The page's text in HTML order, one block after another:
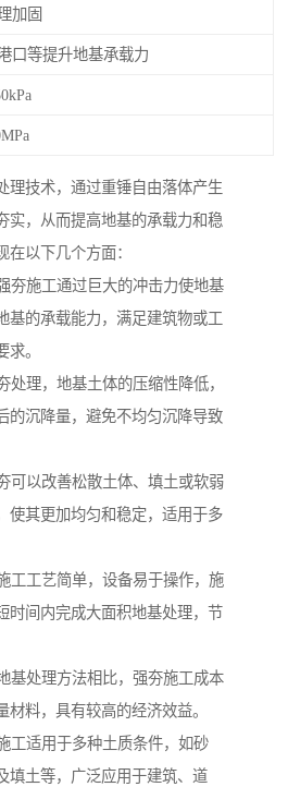
加固
口等提升地基承载力
理技术，通过重锤自由落体产生
实，从而提高地基的承载力和稳
在以下几个方面：
夯施工通过巨大的冲击力使地基
基的承载能力，满足建筑物或工
。
处理，地基土体的压缩性降低，
的沉降量，避免不均匀沉降导致
可以改善松散土体、填土或软弱
使其更加均匀和稳定，适用于多
工工艺简单，设备易于操作，施
时间内完成大面积地基处理，节
基处理方法相比，强夯施工成本
料，具有较高的经济效益。
工适用于多种土质条件，如砂
填土等，广泛应用于建筑、道